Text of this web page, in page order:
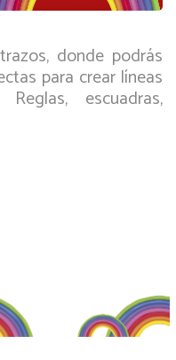
donde podrás
para crear líneas
escuadras,